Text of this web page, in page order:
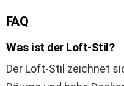
FAQ
Was ist der Loft-Stil?
Der Loft-Stil zeichnet